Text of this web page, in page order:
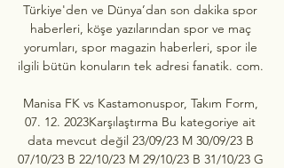
Türkiye'den ve Dünya’dan son dakika spor
haberleri, köşe yazılarından spor ve maç
yorumları, spor magazin haberleri, spor ile
ilgili bütün konuların tek adresi fanatik. com.
Manisa FK vs Kastamonuspor, Takım Form,
07. 12. 2023Karşılaştırma Bu kategoriye ait
data mevcut değil 23/09/23 M 30/09/23 B
07/10/23 B 22/10/23 M 29/10/23 B 31/10/23 G